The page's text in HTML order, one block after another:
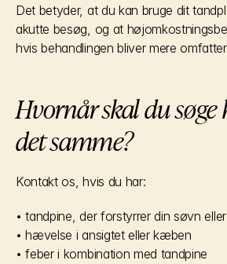
Det betyder, at du kan bruge dit
akutte besøg, og at
hvis behandlingen bliver mere
Hvornår skal du
det samme?
Kontakt os, hvis du har:
• tandpine, der forstyrrer din søvn
• hævelse i ansigtet eller kæben
• feber i kombination med tandpine